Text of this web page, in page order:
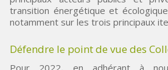
transition énergétique et
notamment sur les trois principaux
Défendre le point de vue des
Pour 2022, en adhérant à nouveau à l’association